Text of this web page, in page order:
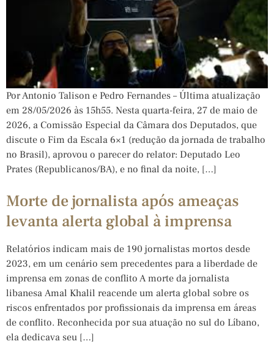
Por Antonio Talison e Pedro Fernandes – Última atualização
em 28/05/2026 às 15h55. Nesta quarta-feira, 27 de maio de
2026, a Comissão Especial da Câmara dos Deputados, que
discute o Fim da Escala 6×1 (redução da jornada de trabalho
no Brasil), aprovou o parecer do relator: Deputado Leo
Prates (Republicanos/BA), e no final da noite, […]
Morte de jornalista após ameaças
levanta alerta global à imprensa
Relatórios indicam mais de 190 jornalistas mortos desde
2023, em um cenário sem precedentes para a liberdade de
imprensa em zonas de conflito A morte da jornalista
libanesa Amal Khalil reacende um alerta global sobre os
riscos enfrentados por profissionais da imprensa em áreas
de conflito. Reconhecida por sua atuação no sul do Líbano,
ela dedicava seu […]